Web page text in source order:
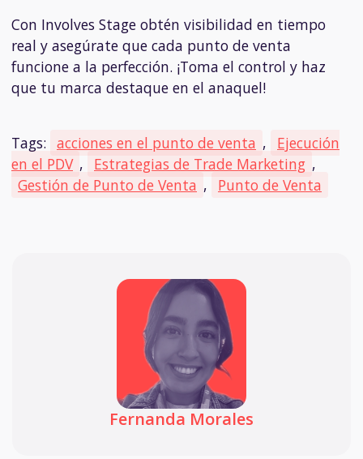
Con Involves Stage obtén visibilidad en tiempo
real y asegúrate que cada punto de venta
funcione a la perfección. ¡Toma el control y haz
que tu marca destaque en el anaquel!
Tags: acciones en el punto de venta ,
Ejecución
en el PDV , Estrategias de Trade Marketing ,
Gestión de Punto de Venta , Punto de Venta
Fernanda Morales